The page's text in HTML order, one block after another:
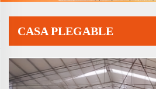
CASA PLEGABLE